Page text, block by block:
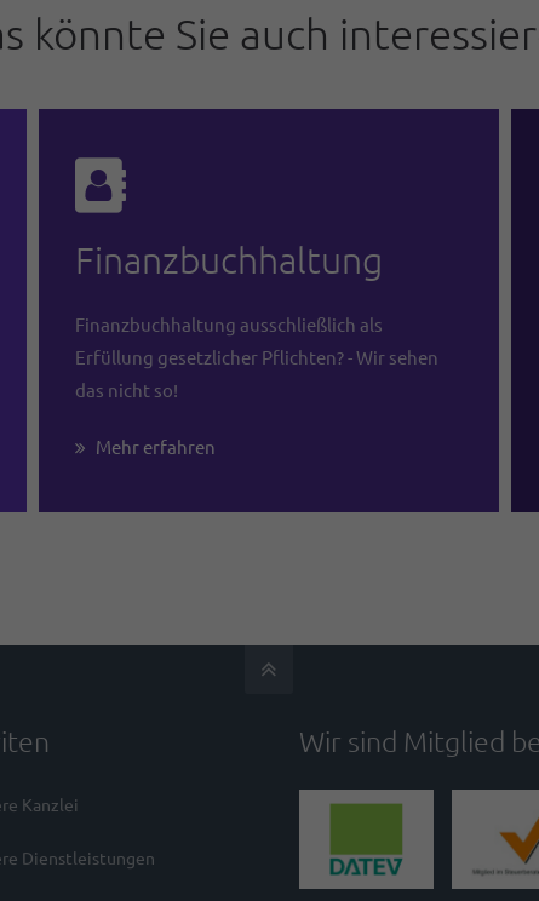
könnte Sie auch
Finanzbuchhaltung
Finanzbuchhaltung ausschließlich als
Erfüllung gesetzlicher Pflichten? - Wir sehen
das nicht so!
Mehr erfahren
Kanzlei
Dienstleistungen
Wir sind Mitglied